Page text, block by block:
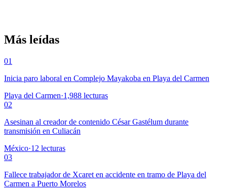
Más leídas
01
Inicia paro laboral en Complejo Mayakoba en Playa del Carmen
Playa del Carmen·1,988 lecturas
02
Asesinan al creador de contenido César Gastélum durante
transmisión en Culiacán
México·12 lecturas
03
Fallece trabajador de Xcaret en accidente en tramo de Playa del
Carmen a Puerto Morelos